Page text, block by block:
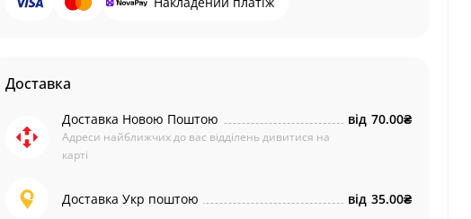
Доставка
Доставка Новою Поштою
Адреси найближчих до вас відділень дивитися на
карті
від 70.00₴
Доставка Укр поштою від 35.00₴